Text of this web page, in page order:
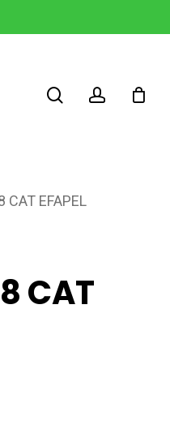
buscaraccount
CAT EFAPEL
CAT